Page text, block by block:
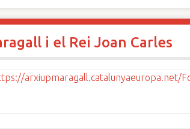
i el Rei Joan Carles